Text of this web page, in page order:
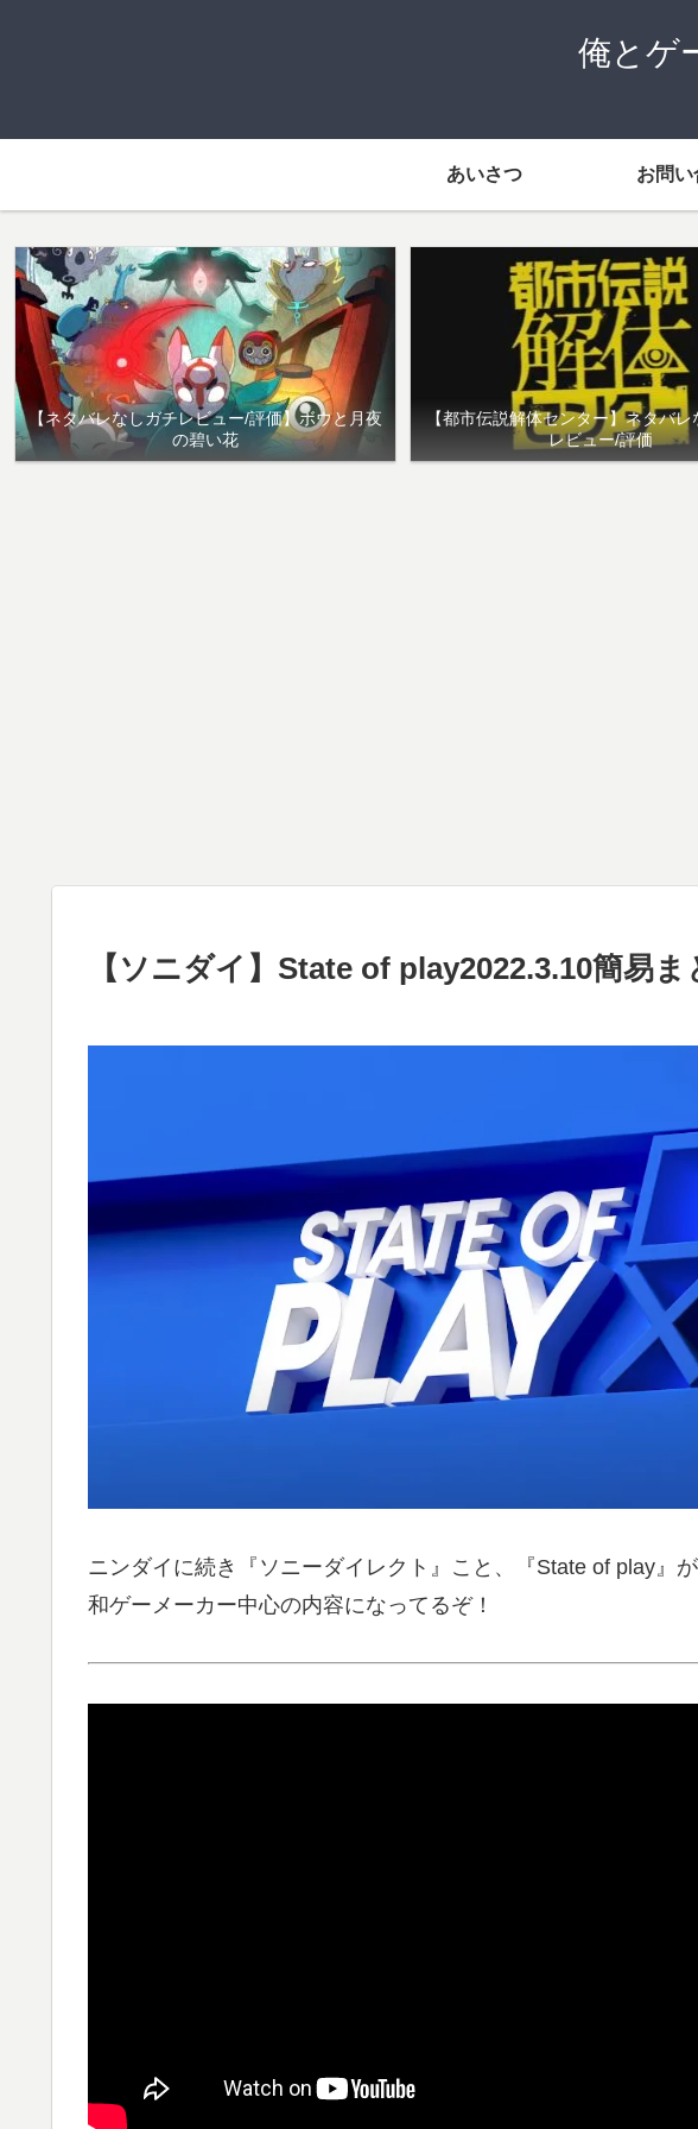
俺とゲ
あいさつ お問
【ネタバレなしガチレビュー/評価】ボウと月夜
の碧い花
【都市伝説解体センター】ネタバレ
レビュー/評価
【ソニダイ】State of play2022.3.10簡易
ニンダイに続き『ソニーダイレクト』こと、『State of play』が
和ゲーメーカー中心の内容になってるぞ！